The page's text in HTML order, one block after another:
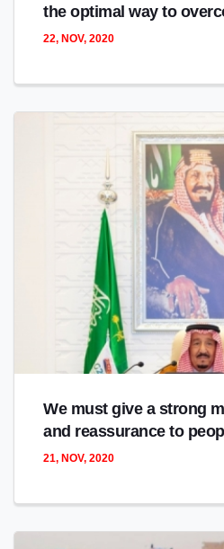
the optimal way to
22, NOV, 2020
We must give a strong
and reassurance to
21, NOV, 2020